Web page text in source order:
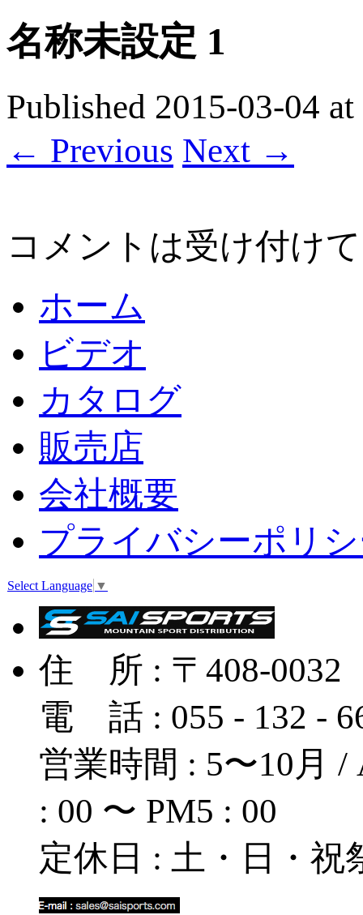
名称未設定 1
Published 2015-03-04 at
← Previous Next →
コメントは受け付け
ホーム
ビデオ
カタログ
販売店
会社概要
プライバシーポリ
Select Language ▼
住 所 : 〒408-0032
電 話 : 055 - 132 -
営業時間 : 5〜10月
: 00 〜 PM5 : 00
定休日 : 土・日・祝